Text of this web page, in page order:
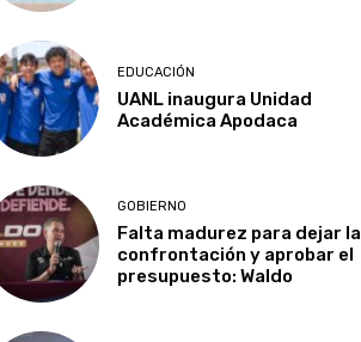
EDUCACIÓN
UANL inaugura Unidad
Académica Apodaca
GOBIERNO
Falta madurez para dejar la
confrontación y aprobar el
presupuesto: Waldo